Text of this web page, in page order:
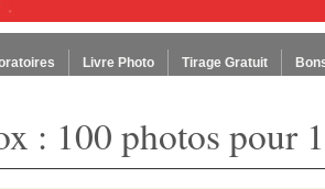
Livre Photo Tirage Gratuit
: 100 photos pour